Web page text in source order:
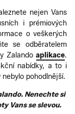
nejen Vans
i prémiových
o veškerých
se odběratelem
Zalando aplikace.
nabídky, a to i
pohodlnější.
Nenechte si
Vans se slevou.